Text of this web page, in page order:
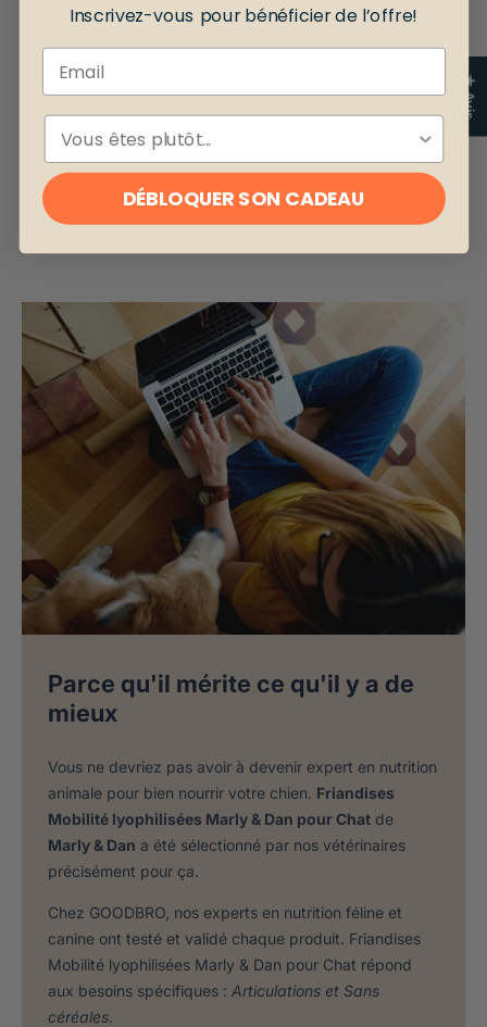
Parce qu'il mérite ce qu'il y a de
mieux
Vous ne devriez pas avoir à devenir expert en nutrition
animale pour bien nourrir votre chien. Friandises
Mobilité lyophilisées Marly & Dan pour Chat de
Marly & Dan a été sélectionné par nos vétérinaires
précisément pour ça.
Chez GOODBRO, nos experts en nutrition féline et
canine ont testé et validé chaque produit. Friandises
Mobilité lyophilisées Marly & Dan pour Chat répond
aux besoins spécifiques : Articulations et Sans
céréales.
★ Avis
Inscrivez-vous pour bénéficier de l’offre!
ESPÈCE
DÉBLOQUER SON CADEAU